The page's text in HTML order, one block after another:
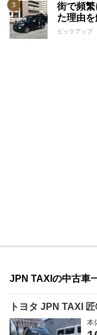
街で頻
た理由
ピックアップ
JPN TAXIの中古車
トヨタ JPN TAXI
本